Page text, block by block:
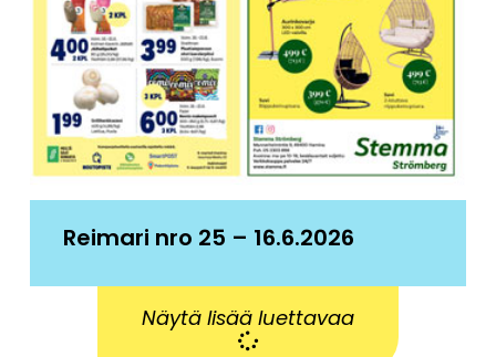
Reimari nro 25 – 16.6.2026
Näytä lisää luettavaa